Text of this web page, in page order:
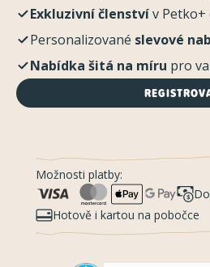
Exkluzivní členstvív
Personalizované slevové
Nabídka šitá na míru pro
Možnosti platby:
Hotově i kartou na pobočce